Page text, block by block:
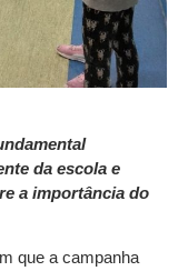
da escola e
a importância do
que a campanha